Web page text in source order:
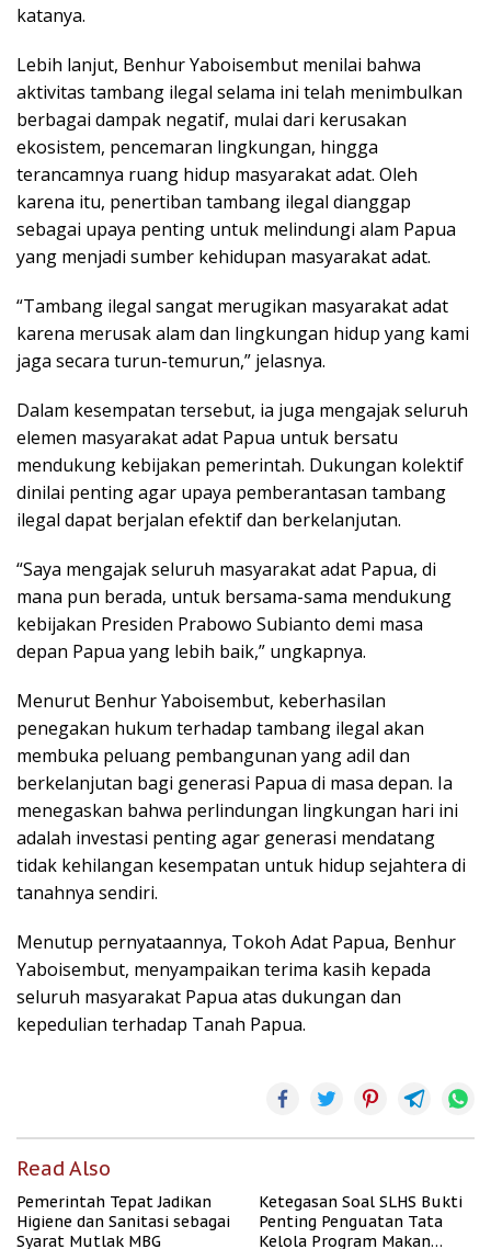
katanya.
Lebih lanjut, Benhur Yaboisembut menilai bahwa
aktivitas tambang ilegal selama ini telah menimbulkan
berbagai dampak negatif, mulai dari kerusakan
ekosistem, pencemaran lingkungan, hingga
terancamnya ruang hidup masyarakat adat. Oleh
karena itu, penertiban tambang ilegal dianggap
sebagai upaya penting untuk melindungi alam Papua
yang menjadi sumber kehidupan masyarakat adat.
“Tambang ilegal sangat merugikan masyarakat adat
karena merusak alam dan lingkungan hidup yang kami
jaga secara turun-temurun,” jelasnya.
Dalam kesempatan tersebut, ia juga mengajak seluruh
elemen masyarakat adat Papua untuk bersatu
mendukung kebijakan pemerintah. Dukungan kolektif
dinilai penting agar upaya pemberantasan tambang
ilegal dapat berjalan efektif dan berkelanjutan.
“Saya mengajak seluruh masyarakat adat Papua, di
mana pun berada, untuk bersama-sama mendukung
kebijakan Presiden Prabowo Subianto demi masa
depan Papua yang lebih baik,” ungkapnya.
Menurut Benhur Yaboisembut, keberhasilan
penegakan hukum terhadap tambang ilegal akan
membuka peluang pembangunan yang adil dan
berkelanjutan bagi generasi Papua di masa depan. Ia
menegaskan bahwa perlindungan lingkungan hari ini
adalah investasi penting agar generasi mendatang
tidak kehilangan kesempatan untuk hidup sejahtera di
tanahnya sendiri.
Menutup pernyataannya, Tokoh Adat Papua, Benhur
Yaboisembut, menyampaikan terima kasih kepada
seluruh masyarakat Papua atas dukungan dan
kepedulian terhadap Tanah Papua.
Read Also
Pemerintah Tepat Jadikan
Higiene dan Sanitasi sebagai
Syarat Mutlak MBG
Ketegasan Soal SLHS Bukti
Penting Penguatan Tata
Kelola Program Makan